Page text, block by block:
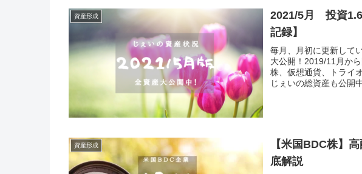
資産形成
2021/5月 投資1.6
記録】
毎月、月初に更新して
大公開！2019/11月か
株、仮想通貨、トライ
じぇいの総資産も公開
資産形成
【米国BDC株】
底解説